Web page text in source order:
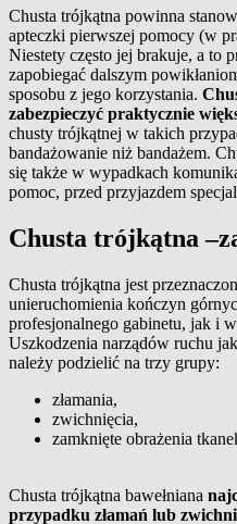
Chusta trójkątna powinna
apteczki pierwszej pomocy (w
Niestety często jej brakuje, a to
zapobiegać dalszym
sposobu z jego korzystania.
zabezpieczyć praktycznie
chusty trójkątnej w takich
bandażowanie niż bandażem.
się także w wypadkach
pomoc, przed przyjazdem
Chusta trójkątna
Chusta trójkątna jest
unieruchomienia kończyn
profesjonalnego gabinetu, jak i
Uszkodzenia narządów ruchu
należy podzielić na trzy grupy:
złamania,
zwichnięcia,
zamknięte obrażenia
Chusta trójkątna bawełniana
przypadku złamań lub